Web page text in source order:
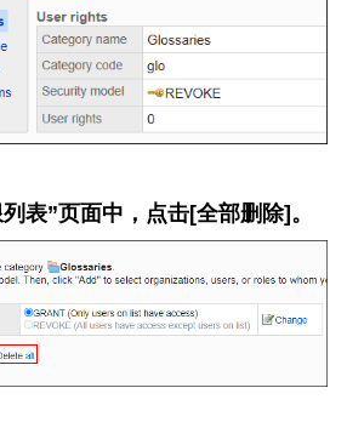
表”页面中，点击[全部删除]。